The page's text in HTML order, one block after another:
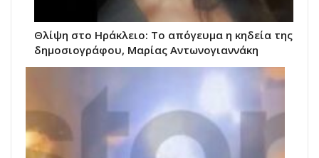
Θλίψη στο Ηράκλειο: Το απόγευμα η κηδεία της
δημοσιογράφου, Μαρίας Αντωνογιαννάκη